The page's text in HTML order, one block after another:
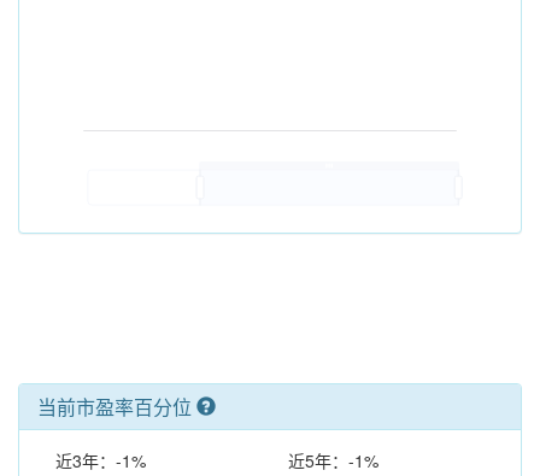
当前市盈率百分位
近3年：-1% 近5年：-1%